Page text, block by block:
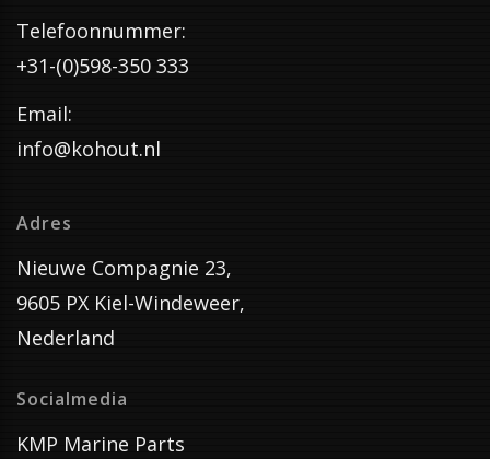
Telefoonnummer:
+31-(0)598-350 333
Email:
info@kohout.nl
Adres
Nieuwe Compagnie 23,
9605 PX Kiel-Windeweer,
Nederland
Socialmedia
KMP Marine Parts